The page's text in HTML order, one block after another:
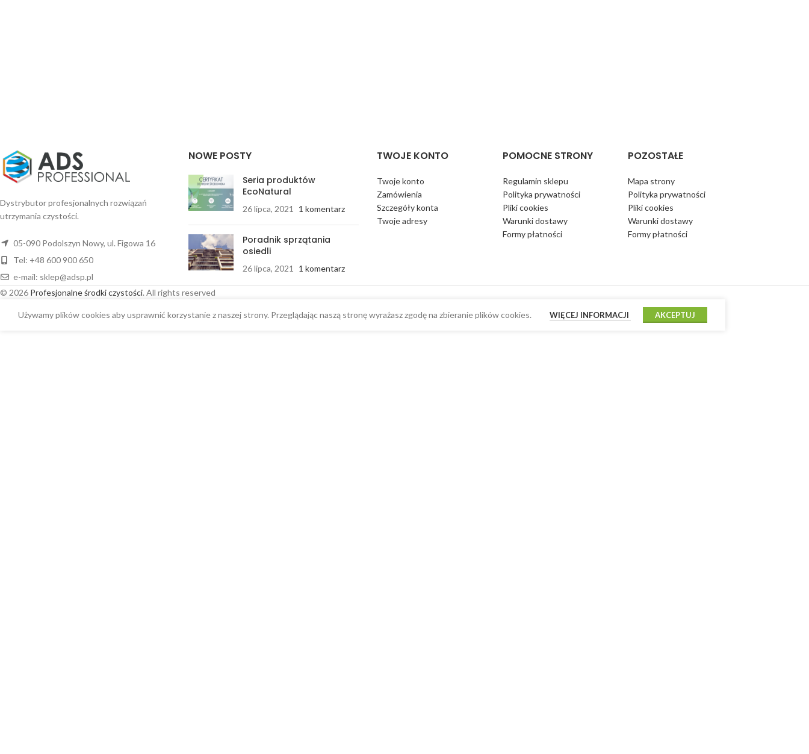
Dystrybutor profesjonalnych rozwiązań
utrzymania czystości.
05-090 Podolszyn Nowy, ul. Figowa 16
Tel: +48 600 900 650
e-mail: sklep@adsp.pl
NOWE POSTY
Seria produktów
EcoNatural
26 lipca, 2021 1 komentarz
Poradnik sprzątania
osiedli
26 lipca, 2021 1 komentarz
TWOJE KONTO
Twoje konto
Zamówienia
Szczegóły konta
Twoje adresy
POMOCNE STRONY
Regulamin sklepu
Polityka prywatności
Pliki cookies
Warunki dostawy
Formy płatności
POZOSTAŁE
Mapa strony
Polityka prywatności
Pliki cookies
Warunki dostawy
Formy płatności
© 2026 Profesjonalne środki czystości. All rights reserved
Używamy plików cookies aby usprawnić korzystanie z naszej strony. Przeglądając naszą stronę wyrażasz zgodę na zbieranie plików cookies. WIĘCEJ INFORMACJI AKCEPTUJ